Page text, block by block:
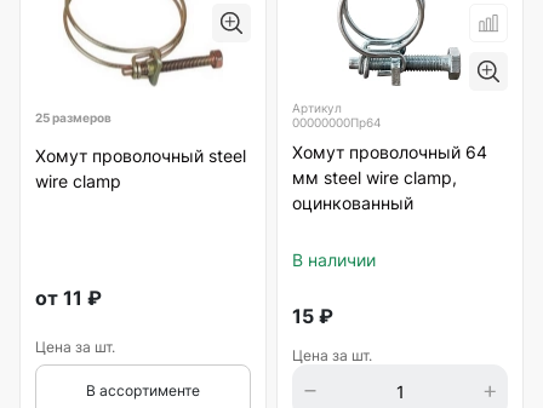
25 размеров
Хомут проволочный steel
wire clamp
от 11 ₽
Цена за шт.
В ассортименте
Артикул
00000000Пр64
Хомут проволочный 64
мм steel wire clamp,
оцинкованный
В наличии
15 ₽
Цена за шт.